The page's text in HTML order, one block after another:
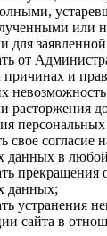
или
для
от
причинах и
расторжения
свое согласие
данных в
прекращения
данных;
устранения
сайта в